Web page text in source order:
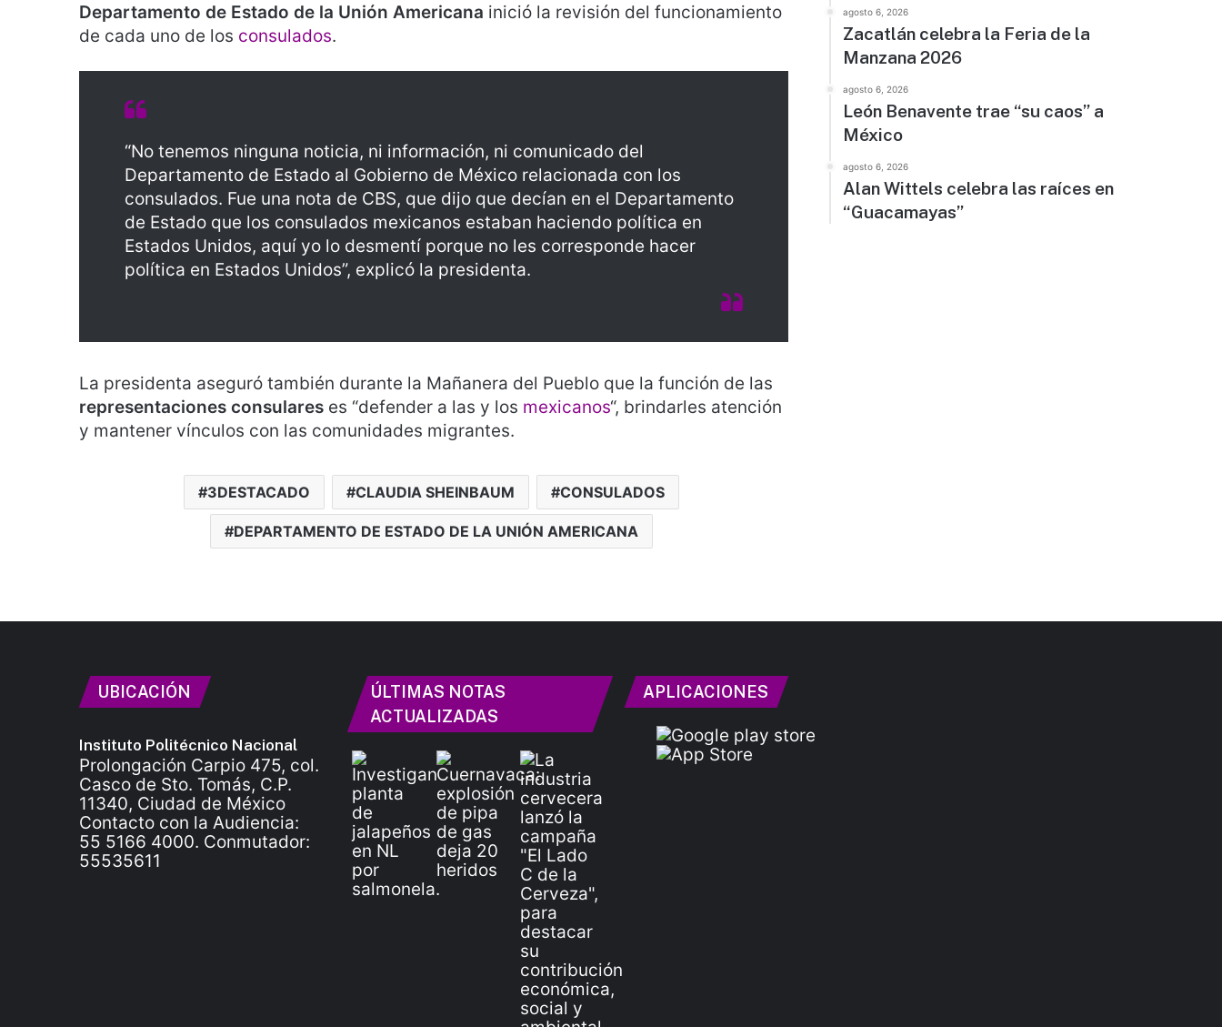
Departamento de Estado de la Unión Americana inició la revisión del funcionamiento
de cada uno de los consulados.
“No tenemos ninguna noticia, ni información, ni comunicado del
Departamento de Estado al Gobierno de México relacionada con los
consulados. Fue una nota de CBS, que dijo que decían en el Departamento
de Estado que los consulados mexicanos estaban haciendo política en
Estados Unidos, aquí yo lo desmentí porque no les corresponde hacer
política en Estados Unidos”, explicó la presidenta.
La presidenta aseguró también durante la Mañanera del Pueblo que la función de las
representaciones consulares es “defender a las y los mexicanos“, brindarles atención
y mantener vínculos con las comunidades migrantes.
3DESTACADO CLAUDIA SHEINBAUM CONSULADOS
DEPARTAMENTO DE ESTADO DE LA UNIÓN AMERICANA
agosto 6, 2026
Zacatlán celebra la Feria de la
Manzana 2026
agosto 6, 2026
León Benavente trae “su caos” a
México
agosto 6, 2026
Alan Wittels celebra las raíces en
“Guacamayas”
UBICACIÓN
Instituto Politécnico Nacional
Prolongación Carpio 475, col.
Casco de Sto. Tomás, C.P.
11340, Ciudad de México
Contacto con la Audiencia:
55 5166 4000. Conmutador:
55535611
ÚLTIMAS NOTAS
ACTUALIZADAS
APLICACIONES